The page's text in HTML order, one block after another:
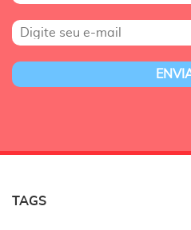
TAGS